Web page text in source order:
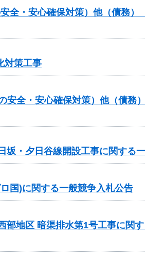
全・安心確保対策）他（債務）
対策工事
全・安心確保対策）他（債務
坂・夕日谷線開設工事に関する
国)に関する一般競争入札公告
部地区 暗渠排水第1号工事に関